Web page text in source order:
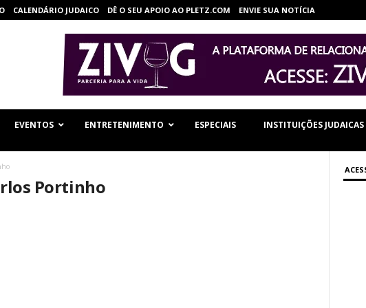
CALENDÁRIO JUDAICO DÊ O SEU APOIO AO PLETZ.COM ENVIE SUA NOTÍCIA
EVENTOS ENTRETENIMENTO ESPECIAIS INSTITUIÇÕES JUDAICAS
Portinho